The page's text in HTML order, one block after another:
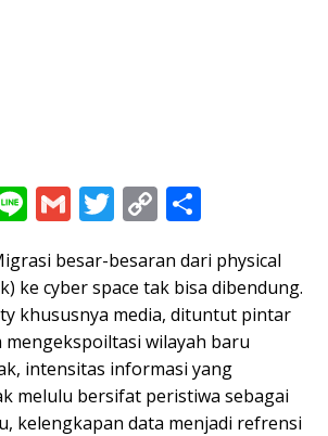
Li
n
e
G
m
ai
l
T
w
itt
er
C
o
p
y
Li
n
k
ar
e
besar-besaran dari physical
ke cyber space tak bisa dibendung.
khususnya media, dituntut pintar
mengekspoiltasi wilayah baru
intensitas informasi yang
melulu bersifat peristiwa sebagai
kelengkapan data menjadi refrensi